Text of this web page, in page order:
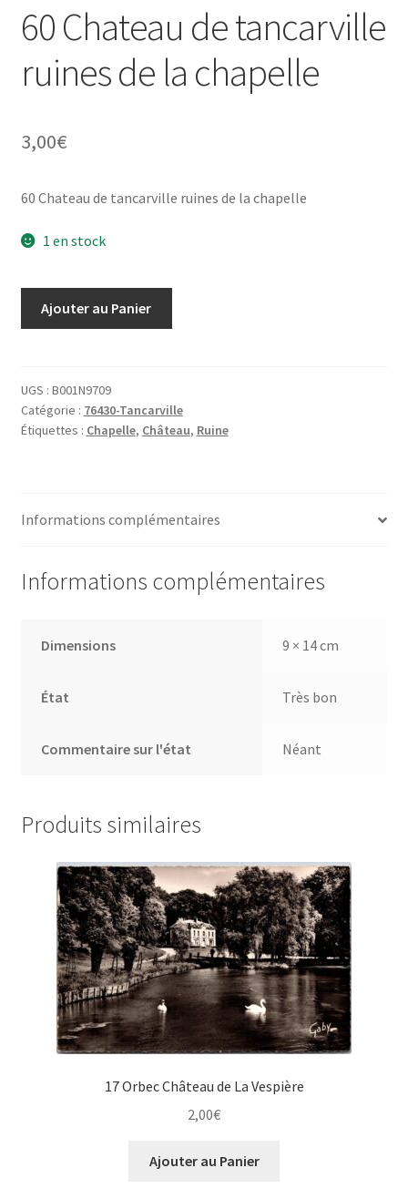
60 Chateau de tancarville
ruines de la chapelle
3,00€
60 Chateau de tancarville ruines de la chapelle
1 en stock
de
tancarville
ruines
Ajouter au Panier
UGS : B001N9709
Catégorie : 76430-Tancarville
Étiquettes : Chapelle, Château, Ruine
Informations complémentaires
Informations complémentaires
Dimensions 9 × 14 cm
État Très bon
Commentaire sur l'état Néant
Produits similaires
17 Orbec Château de La Vespière
2,00€
Ajouter au Panier